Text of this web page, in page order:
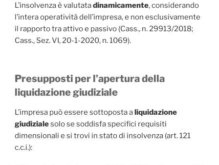
L’insolvenza è valutatadinamicamente, considerando
l’intera operatività dell’impresa, e non esclusivamente
il rapporto tra attivo e passivo (Cass., n. 29913/2018;
Cass., Sez. VI, 20-1-2020, n. 1069).
Presupposti per l’apertura della
liquidazione giudiziale
L’impresa può essere sottoposta aliquidazione
giudizialesolo se soddisfa specifici requisiti
dimensionali e si trovi in stato di insolvenza (art. 121
c.c.i.):